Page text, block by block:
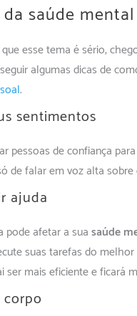
saúde
esse tema é sério,
algumas dicas de
.
sentimentos
pessoas de confiança
de falar em voz alta
ajuda
pode afetar a suasaúde
suas tarefas do
ser mais eficiente e ficará